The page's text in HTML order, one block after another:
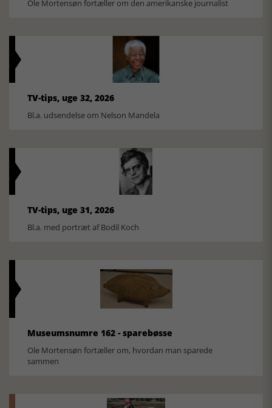
Ole Mortensøn fortæller om den amerikanske journalist
TV-tips, uge 32, 2026
Bl.a. udsendelse om Nelson Mandela
TV-tips, uge 31, 2026
Bl.a. med portræt af Bodil Koch
Museumsnumre 162 - sparebøsse
Ole Mortensøn fortæller om, hvordan man sparede
sammen